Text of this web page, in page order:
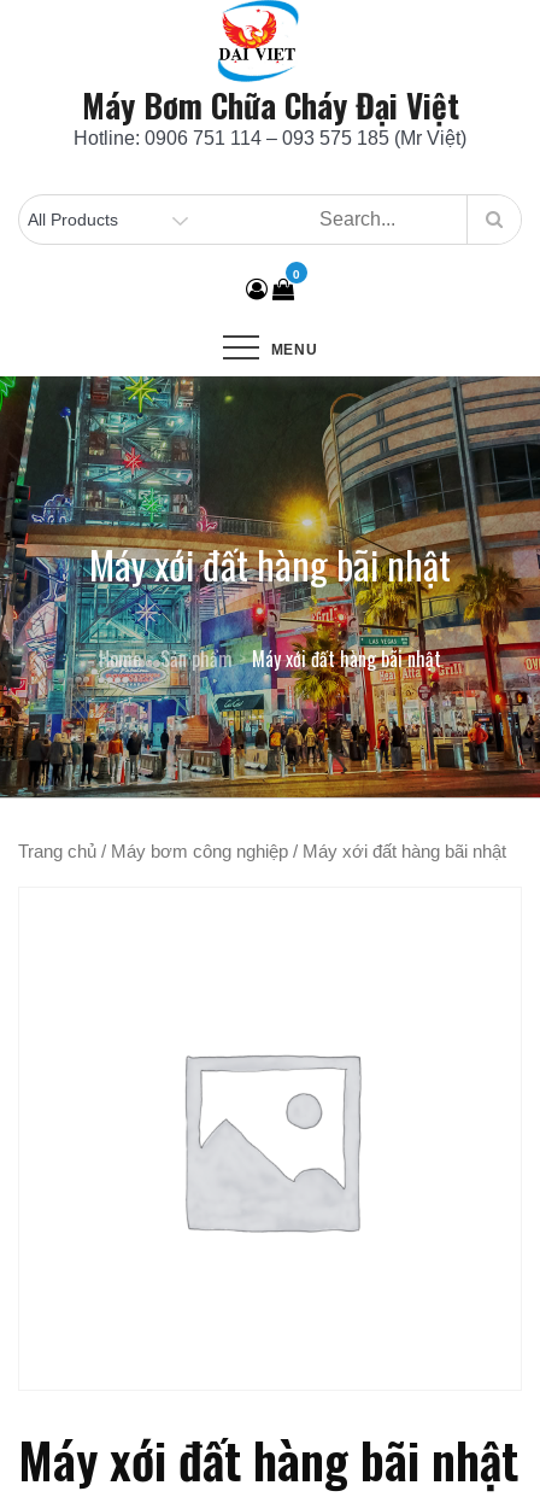
Máy Bơm Chữa Cháy Đại Việt
Hotline: 0906 751 114 – 093 575 185 (Mr Việt)
0
MENU
Máy xới đất hàng bãi nhật
Home Sản phẩm Máy xới đất hàng bãi nhật
Trang chủ / Máy bơm công nghiệp / Máy xới đất hàng bãi nhật
Máy xới đất hàng bãi nhật